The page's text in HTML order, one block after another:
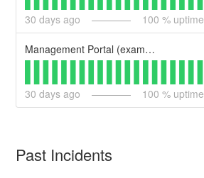
30 days ago 100 % uptime
Management Portal (example)
30 days ago 100 % uptime
Past Incidents